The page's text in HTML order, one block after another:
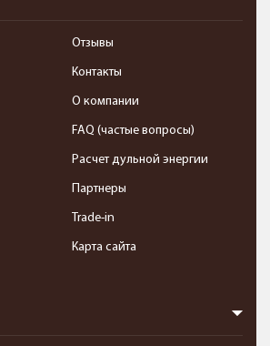
Отзывы
Контакты
О компании
FAQ (частые вопросы)
Расчет дульной энергии
Партнеры
Trade-in
Карта сайта